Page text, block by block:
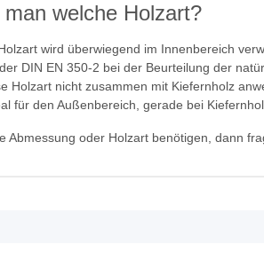
welche Holzart?
wird überwiegend im Innenbereich
DIN EN 350-2 bei der Beurteilung der
Holzart nicht zusammen mit Kiefernholz
für den Außenbereich, gerade bei
Abmessung oder Holzart benötigen, dann